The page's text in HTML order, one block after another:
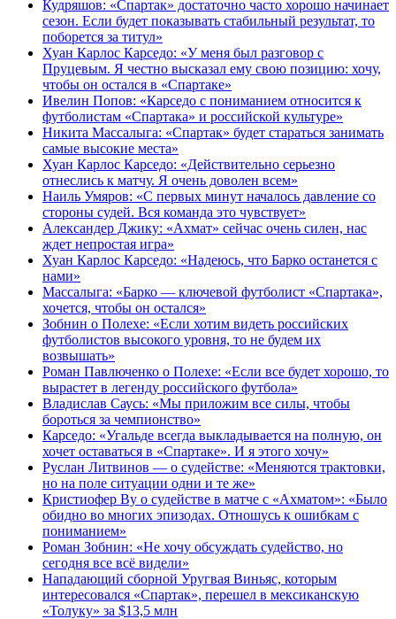
Кудряшов: «Спартак» достаточно часто хорошо начинает
сезон. Если будет показывать стабильный результат, то
поборется за титул»
Хуан Карлос Карседо: «У меня был разговор с
Пруцевым. Я честно высказал ему свою позицию: хочу,
чтобы он остался в «Спартаке»
Ивелин Попов: «Карседо с пониманием относится к
футболистам «Спартака» и российской культуре»
Никита Массалыга: «Спартак» будет стараться занимать
самые высокие места»
Хуан Карлос Карседо: «Действительно серьезно
отнеслись к матчу. Я очень доволен всем»
Наиль Умяров: «С первых минут началось давление со
стороны судей. Вся команда это чувствует»
Александер Джику: «Ахмат» сейчас очень силен, нас
ждет непростая игра»
Хуан Карлос Карседо: «Надеюсь, что Барко останется с
нами»
Массалыга: «Барко — ключевой футболист «Спартака»,
хочется, чтобы он остался»
Зобнин о Полехе: «Если хотим видеть российских
футболистов высокого уровня, то не будем их
возвышать»
Роман Павлюченко о Полехе: «Если все будет хорошо, то
вырастет в легенду российского футбола»
Владислав Саусь: «Мы приложим все силы, чтобы
бороться за чемпионство»
Карседо: «Угальде всегда выкладывается на полную, он
хочет оставаться в «Спартаке». И я этого хочу»
Руслан Литвинов — о судействе: «Меняются трактовки,
но на поле ситуации одни и те же»
Кристиофер Ву о судействе в матче с «Ахматом»: «Было
обидно во многих эпизодах. Отношусь к ошибкам с
пониманием»
Роман Зобнин: «Не хочу обсуждать судейство, но
сегодня все всё видели»
Нападающий сборной Уругвая Виньяс, которым
интересовался «Спартак», перешел в мексиканскую
«Толуку» за $13,5 млн